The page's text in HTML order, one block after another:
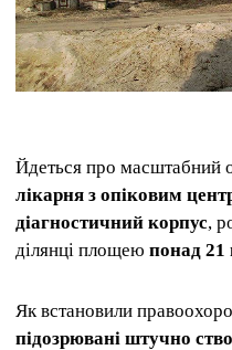
Йдеться про масштабний
лікарня з опіковим
діагностичний корпус,
ділянці площею понад 21
Як встановили
підозрювані штучно